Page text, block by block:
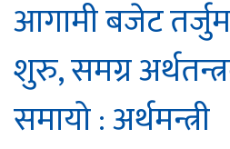
आगामी बजेट
शुरु, समग्र
समायो : अर्थमन्त्री